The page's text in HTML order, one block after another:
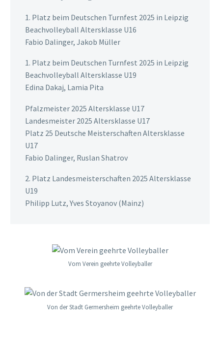
1. Platz beim Deutschen Turnfest 2025 in Leipzig
Beachvolleyball Altersklasse U16
Fabio Dalinger, Jakob Müller
1. Platz beim Deutschen Turnfest 2025 in Leipzig
Beachvolleyball Altersklasse U19
Edina Dakaj, Lamia Pita
Pfalzmeister 2025 Altersklasse U17
Landesmeister 2025 Altersklasse U17
Platz 25 Deutsche Meisterschaften Altersklasse
U17
Fabio Dalinger, Ruslan Shatrov
2. Platz Landesmeisterschaften 2025 Altersklasse
U19
Philipp Lutz, Yves Stoyanov (Mainz)
Vom Verein geehrte Volleyballer
Von der Stadt Germersheim geehrte Volleyballer